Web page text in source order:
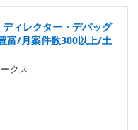
ィレクター・デバッグ
富/月案件数300以上/土
クス